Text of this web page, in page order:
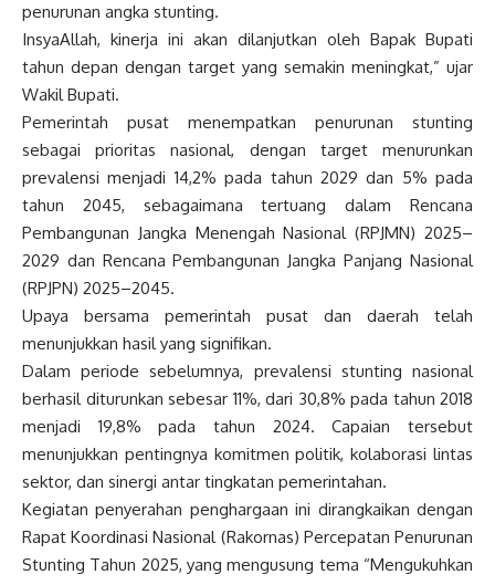
penurunan angka stunting.
InsyaAllah, kinerja ini akan dilanjutkan oleh Bapak Bupati
tahun depan dengan target yang semakin meningkat,” ujar
Wakil Bupati.
Pemerintah pusat menempatkan penurunan stunting
sebagai prioritas nasional, dengan target menurunkan
prevalensi menjadi 14,2% pada tahun 2029 dan 5% pada
tahun 2045, sebagaimana tertuang dalam Rencana
Pembangunan Jangka Menengah Nasional (RPJMN) 2025–
2029 dan Rencana Pembangunan Jangka Panjang Nasional
(RPJPN) 2025–2045.
Upaya bersama pemerintah pusat dan daerah telah
menunjukkan hasil yang signifikan.
Dalam periode sebelumnya, prevalensi stunting nasional
berhasil diturunkan sebesar 11%, dari 30,8% pada tahun 2018
menjadi 19,8% pada tahun 2024. Capaian tersebut
menunjukkan pentingnya komitmen politik, kolaborasi lintas
sektor, dan sinergi antar tingkatan pemerintahan.
Kegiatan penyerahan penghargaan ini dirangkaikan dengan
Rapat Koordinasi Nasional (Rakornas) Percepatan Penurunan
Stunting Tahun 2025, yang mengusung tema “Mengukuhkan